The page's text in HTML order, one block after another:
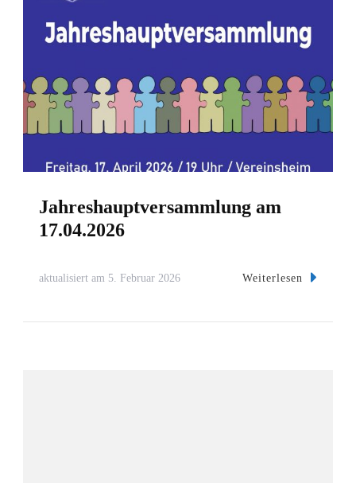
Jahreshauptversammlung am
17.04.2026
aktualisiert am 5. Februar 2026 Weiterlesen